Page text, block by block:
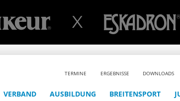
TERMINE ERGEBNISSE DOWNLOADS
VERBAND AUSBILDUNG BREITENSPORT